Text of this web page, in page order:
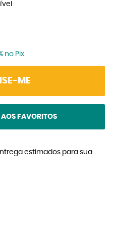
no Pix
ME
FAVORITOS
estimados para sua